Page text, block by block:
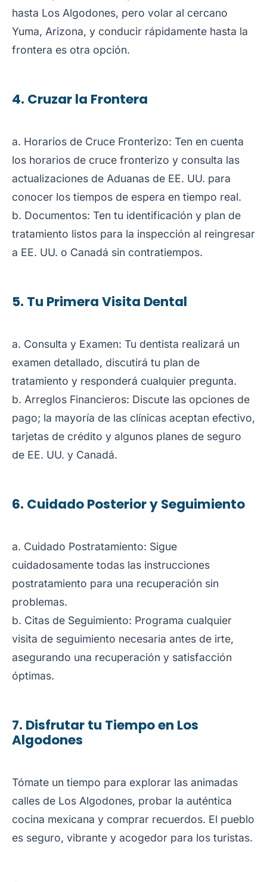
hasta Los Algodones, pero volar al cercano
Yuma, Arizona, y conducir rápidamente hasta la
frontera es otra opción.
4. Cruzar la Frontera
a. Horarios de Cruce Fronterizo: Ten en cuenta
los horarios de cruce fronterizo y consulta las
actualizaciones de Aduanas de EE. UU. para
conocer los tiempos de espera en tiempo real.
b. Documentos: Ten tu identificación y plan de
tratamiento listos para la inspección al reingresar
a EE. UU. o Canadá sin contratiempos.
5. Tu Primera Visita Dental
a. Consulta y Examen: Tu dentista realizará un
examen detallado, discutirá tu plan de
tratamiento y responderá cualquier pregunta.
b. Arreglos Financieros: Discute las opciones de
pago; la mayoría de las clínicas aceptan efectivo,
tarjetas de crédito y algunos planes de seguro
de EE. UU. y Canadá.
6. Cuidado Posterior y Seguimiento
a. Cuidado Postratamiento: Sigue
cuidadosamente todas las instrucciones
postratamiento para una recuperación sin
problemas.
b. Citas de Seguimiento: Programa cualquier
visita de seguimiento necesaria antes de irte,
asegurando una recuperación y satisfacción
óptimas.
7. Disfrutar tu Tiempo en Los
Algodones
Tómate un tiempo para explorar las animadas
calles de Los Algodones, probar la auténtica
cocina mexicana y comprar recuerdos. El pueblo
es seguro, vibrante y acogedor para los turistas.